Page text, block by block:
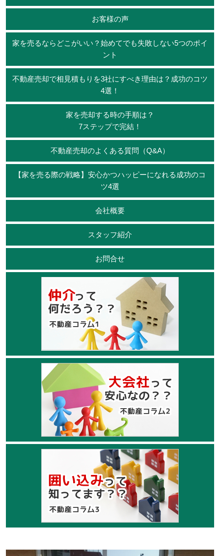
お客様の声
家を売るならどこがいい？始めてでも失敗しない5つのポイ
ント
不動産売却で相見積もりを3社にすべき理由は？成功のコツ
4選！
家を売却する時の手順は？
7ステップで完結！
不動産売却のよくある質問（Q&A）
【家を売る際の戦略】安心かつハッピーになれる成功のコ
ツ4選
会社概要
スタッフ紹介
お問合せ